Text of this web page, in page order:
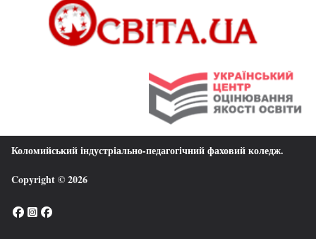
Коломийський індустріально-педагогічний фаховий коледж.
Copyright © 2026